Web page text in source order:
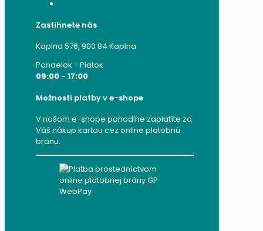
Zastihnete nás
Kaplna 576, 900 84 Kaplna
Pondelok - Piatok
09:00 - 17:00
Možnosti platby v e-shope
V našom e-shope pohodlne zaplatíte za
Váš nákup kartou cez online platobnú
bránu.